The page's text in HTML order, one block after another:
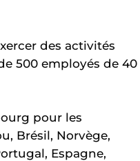
des activités
500 employés de 40
pour les
Brésil, Norvège,
Espagne,